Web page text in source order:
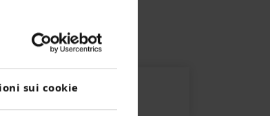
sui cookie